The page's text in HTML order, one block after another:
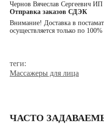
Чернов Вячеслав Сергеевич ИП
Отправка заказов СДЭК
Внимание! Доставка в
осуществляется только по
теги:
Массажеры для лица
ЧАСТО